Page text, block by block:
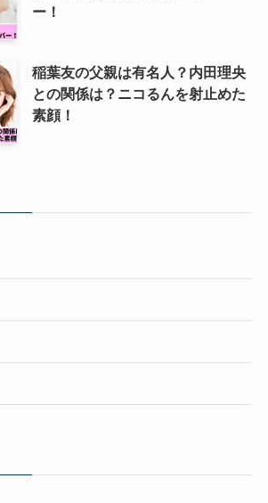
ー！
稲葉友の父親は有名人？内田理央
との関係は？ニコるんを射止めた
素顔！